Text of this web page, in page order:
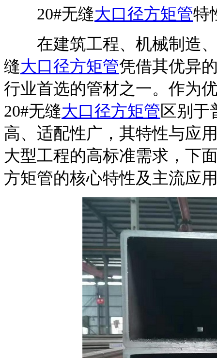
20#无缝大口径方矩管特
在建筑工程、机械制造、
缝大口径方矩管凭借其优异
行业首选的管材之一。作为
20#无缝大口径方矩管区别于
高、适配性广，其特性与应
大型工程的高标准需求，下
方矩管的核心特性及主流应